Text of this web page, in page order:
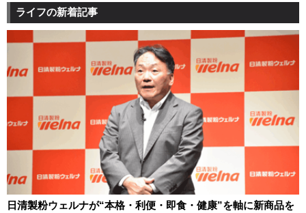
ライフの新着記事
日清製粉ウェルナが“本格・利便・即食・健康”を軸に新商品を